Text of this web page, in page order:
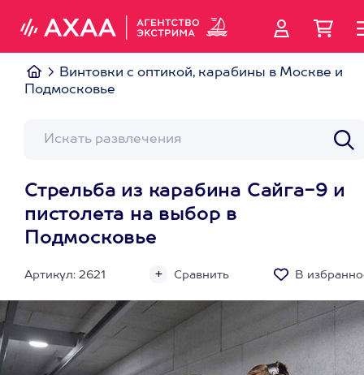
Винтовки с оптикой, карабины в Москве и
Подмосковье
Стрельба из карабина Сайга-9 и
пистолета на выбор в
Подмосковье
Артикул: 2621 Сравнить В